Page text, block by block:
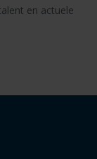
en actuele